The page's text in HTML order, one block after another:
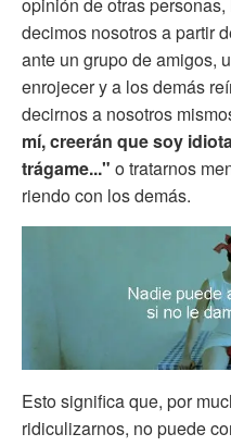
opinión de otras
decimos nosotros a partir
ante un grupo de amigos,
enrojecer y a los demás
decirnos a nosotros
mí, creerán que soy
trágame..." o tratarnos
riendo con los demás.
Esto significa que, por
ridiculizarnos, no puede